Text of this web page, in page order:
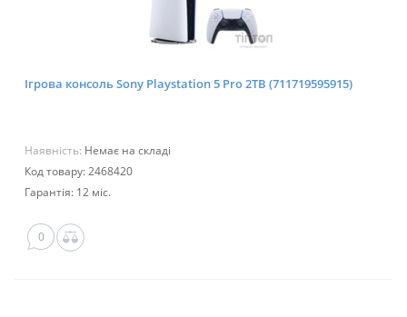
Ігрова консоль Sony Playstation 5 Pro 2TB (711719595915)
Наявність: Немає на складі
Код товару: 2468420
Гарантія: 12 міс.
0